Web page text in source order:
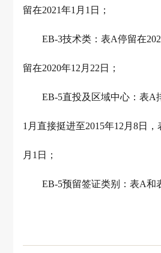
留在2021年1月1日；
EB-3技术类：表A停留在
留在2020年12月22日；
EB-5直投及区域中心：表A
1月直接挺进至2015年12月8日，
月1日；
EB-5预留签证类别：表A和